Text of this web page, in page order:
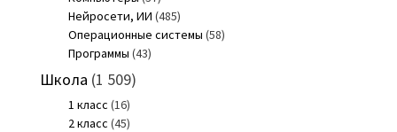
Нейросети, ИИ (485)
Операционные системы (58)
Программы (43)
Школа (1 509)
1 класс (16)
2 класс (45)